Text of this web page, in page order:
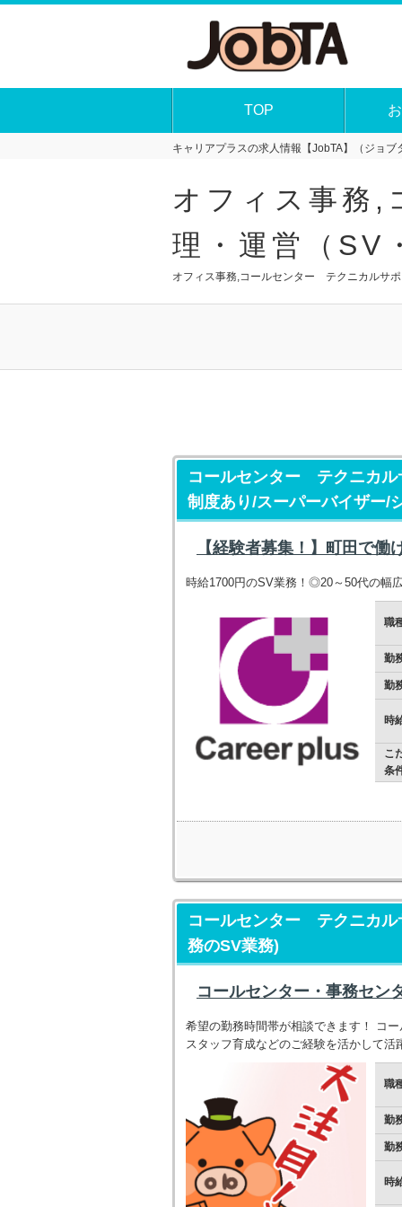
TOP
キャリアプラスの求人情報【JobTA】（ジョブ
オフィス事務
理・運営（SV
オフィス事務,コールセンター テクニカルサ
コールセンター テクニカル
制度あり/スーパーバイザー/
【経験者募集！】町田で
時給1700円のSV業務！◎20～50代の幅
職
勤
勤
時
こ
条
コールセンター テクニカル
務のSV業務)
コールセンター・事務セン
希望の勤務時間帯が相談できます！ コ
スタッフ育成などのご経験を活かして活
職
勤
勤
時